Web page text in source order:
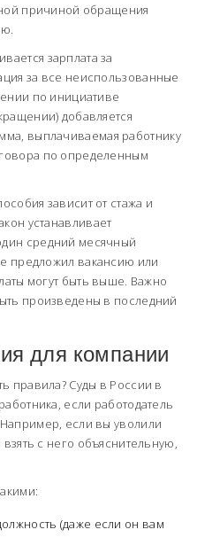
причиной обращения
зарплата за
за все неиспользованные
по инициативе
добавляется
выплачиваемая работнику
по определенным
зависит от стажа и
устанавливает
средний месячный
предложил вакансию или
могут быть выше. Важно
произведены в последний
для компании
правила? Суды в России в
если работодатель
если вы уволили
с него объяснительную,
(даже если он вам